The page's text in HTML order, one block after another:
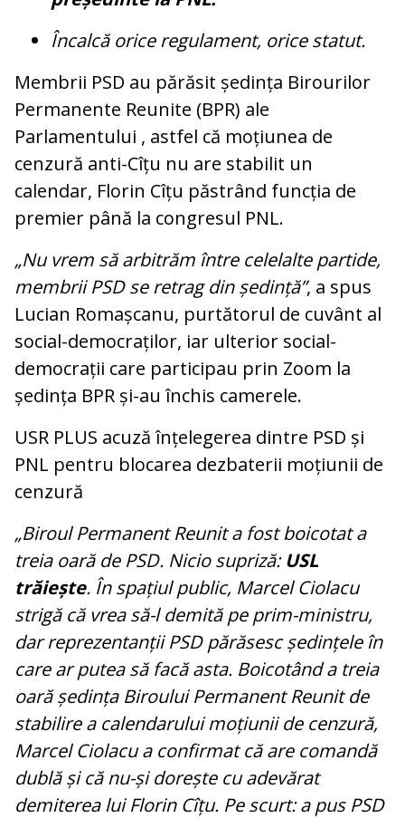
Încalcă orice regulament, orice statut.
Membrii PSD au părăsit ședința Birourilor
Permanente Reunite (BPR) ale
Parlamentului , astfel că moțiunea de
cenzură anti-Cîțu nu are stabilit un
calendar, Florin Cîțu păstrând funcția de
premier până la congresul PNL.
„Nu vrem să arbitrăm între celelalte partide,
membrii PSD se retrag din ședință”, a spus
Lucian Romașcanu, purtătorul de cuvânt al
social-democraților, iar ulterior social-
democrații care participau prin Zoom la
ședința BPR și-au închis camerele.
USR PLUS acuză înțelegerea dintre PSD și
PNL pentru blocarea dezbaterii moțiunii de
cenzură
„Biroul Permanent Reunit a fost boicotat a
treia oară de PSD. Nicio supriză:USL
trăiește. În spațiul public, Marcel Ciolacu
strigă că vrea să-l demită pe prim-ministru,
dar reprezentanții PSD părăsesc ședințele în
care ar putea să facă asta. Boicotând a treia
oară ședința Biroului Permanent Reunit de
stabilire a calendarului moțiunii de cenzură,
Marcel Ciolacu a confirmat că are comandă
dublă și că nu-și dorește cu adevărat
demiterea lui Florin Cîțu. Pe scurt: a pus PSD